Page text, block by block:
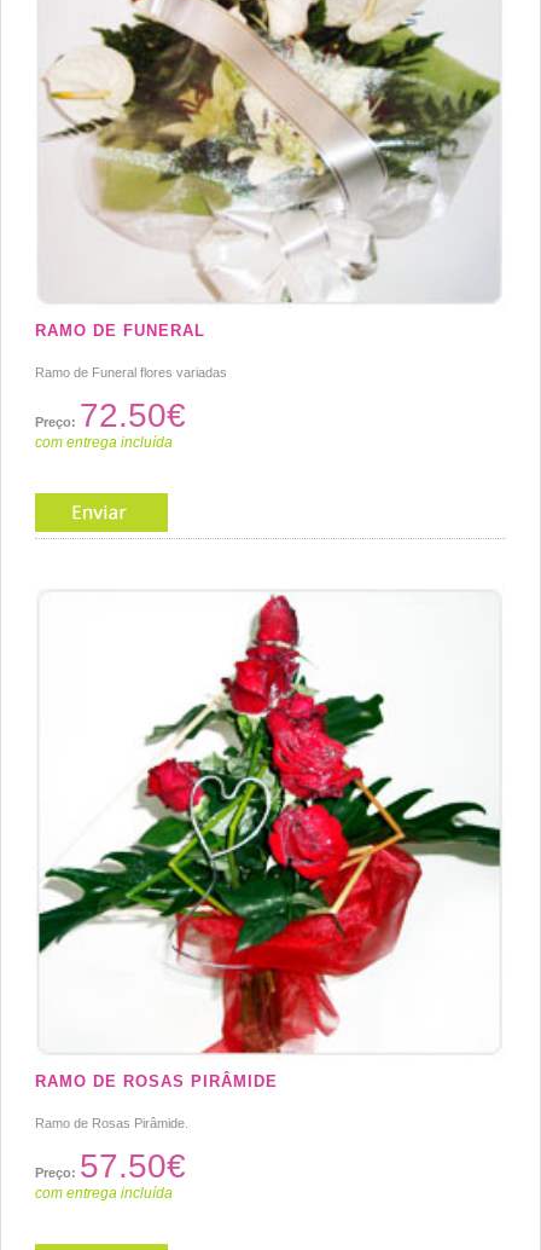
RAMO DE FUNERAL
Ramo de Funeral flores variadas
Preço: 72.50€
com entrega incluída
RAMO DE ROSAS PIRÂMIDE
Ramo de Rosas Pirâmide.
Preço: 57.50€
com entrega incluída